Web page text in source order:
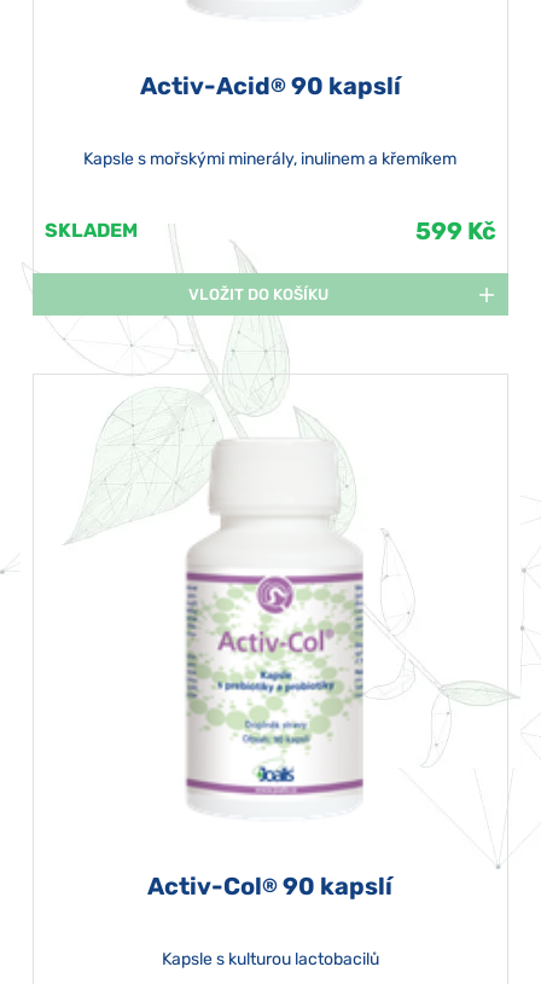
Activ-Acid® 90 kapslí
Kapsle s mořskými minerály, inulinem a křemíkem
SKLADEM 599 Kč
VLOŽIT DO KOŠÍKU
Activ-Col® 90 kapslí
Kapsle s kulturou lactobacilů